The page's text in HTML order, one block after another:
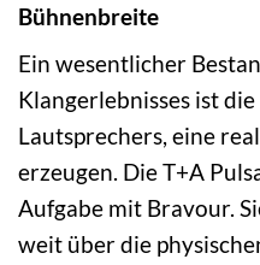
Bühnenbreite
Ein wesentlicher
Klangerlebnisses ist
Lautsprechers, eine
erzeugen. Die T+A
Aufgabe mit Bravour.
weit über die